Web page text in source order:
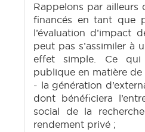
Rappelons par ailleurs
financés en tant que
l’évaluation d’impact
peut pas s’assimiler à
effet simple. Ce qui
publique en matière de
- la génération
dont bénéficiera
social de la
rendement privé ;